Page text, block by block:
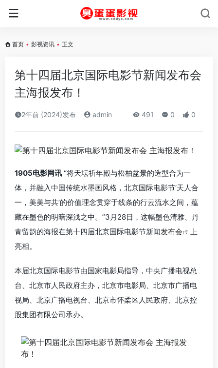
首页 • 影视资讯 • 正文
第十四届北京国际电影节新闻发布会
主海报发布！
2年前 (2024)发布 admin 491 0 0
1905电影网讯 “将天坛祈年殿与松柏盆景的造型合为一
体，并融入中国传统水墨画风格，北京国际电影节‘天人合
一，美美与共’的价值理念贯穿于线条的行云流水之间，蕴
藏在墨色的明暗深浅之中。”3月28日，这幅墨色清雅、丹
青留韵的海报在第十四届北京国际电影节新闻发布会
上
亮相。
本届北京国际电影节由国家电影局指导，中央广播电视总
台、北京市人民政府主办，北京市电影局、北京市广播电
视局、北京广播电视台、北京市怀柔区人民政府、北京控
股集团有限公司承办。